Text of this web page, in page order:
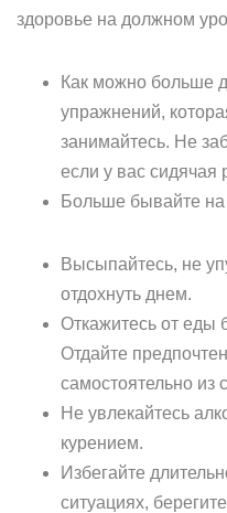
здоровье на должном
Как можно больше
упражнений,
занимайтесь. Не
если у вас сидячая
Больше бывайте
Высыпайтесь, не
отдохнуть днем.
Откажитесь от еды
Отдайте
самостоятельно из
Не увлекайтесь
курением.
Избегайте
ситуациях,